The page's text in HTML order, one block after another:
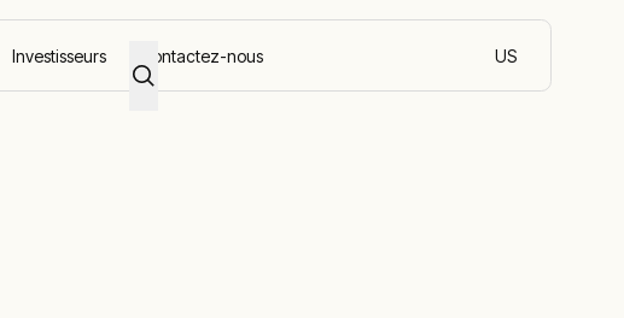
Investisseurs Contactez-nous US
français suisse